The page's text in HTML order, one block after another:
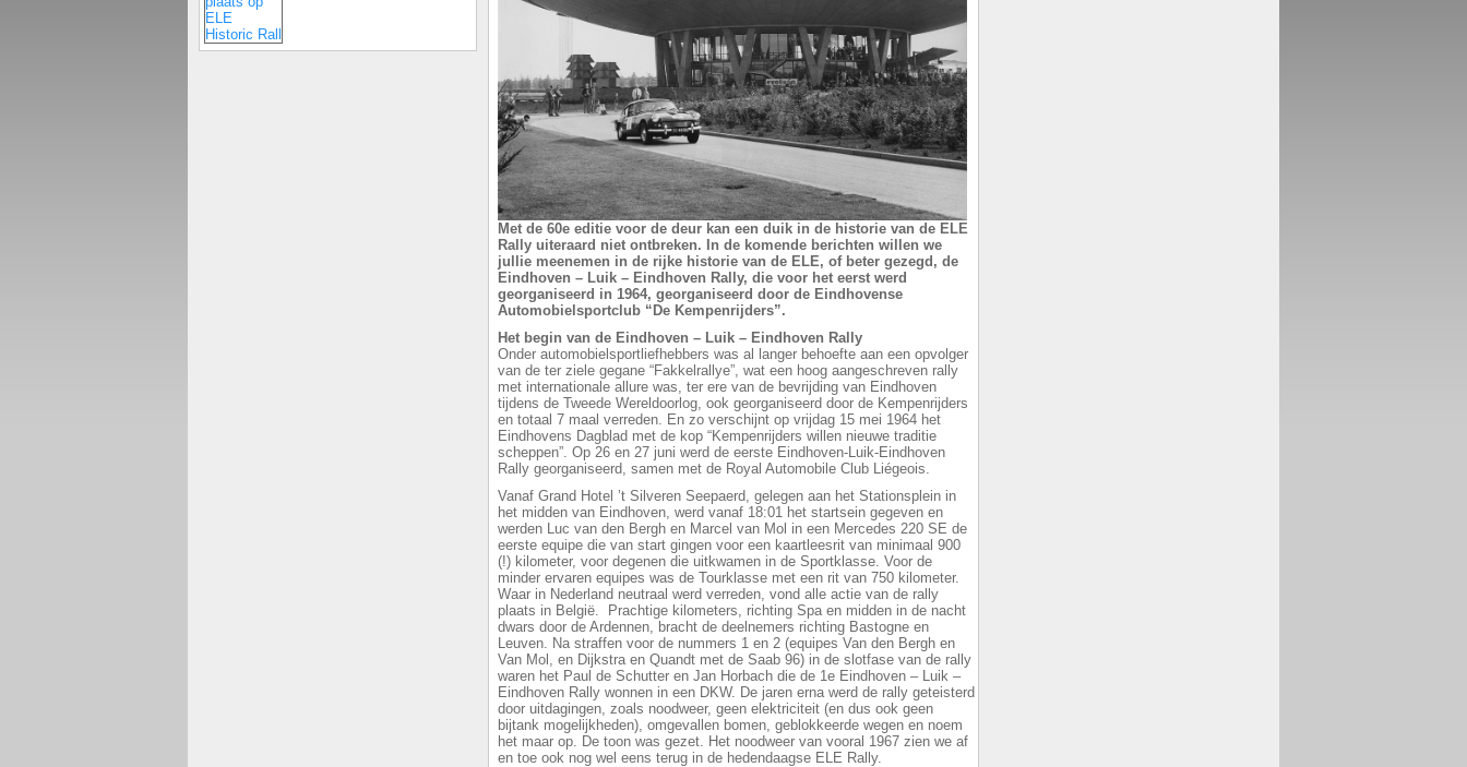
Met de 60e editie voor de deur kan een duik in de historie van de ELE
Rally uiteraard niet ontbreken. In de komende berichten willen we
jullie meenemen in de rijke historie van de ELE, of beter gezegd, de
Eindhoven – Luik – Eindhoven Rally, die voor het eerst werd
georganiseerd in 1964, georganiseerd door de Eindhovense
Automobielsportclub “De Kempenrijders”.
Het begin van de Eindhoven – Luik – Eindhoven Rally
Onder automobielsportliefhebbers was al langer behoefte aan een opvolger
van de ter ziele gegane “Fakkelrallye”, wat een hoog aangeschreven rally
met internationale allure was, ter ere van de bevrijding van Eindhoven
tijdens de Tweede Wereldoorlog, ook georganiseerd door de Kempenrijders
en totaal 7 maal verreden. En zo verschijnt op vrijdag 15 mei 1964 het
Eindhovens Dagblad met de kop “Kempenrijders willen nieuwe traditie
scheppen”. Op 26 en 27 juni werd de eerste Eindhoven-Luik-Eindhoven
Rally georganiseerd, samen met de Royal Automobile Club Liégeois.
Vanaf Grand Hotel ’t Silveren Seepaerd, gelegen aan het Stationsplein in
het midden van Eindhoven, werd vanaf 18:01 het startsein gegeven en
werden Luc van den Bergh en Marcel van Mol in een Mercedes 220 SE de
eerste equipe die van start gingen voor een kaartleesrit van minimaal 900
(!) kilometer, voor degenen die uitkwamen in de Sportklasse. Voor de
minder ervaren equipes was de Tourklasse met een rit van 750 kilometer.
Waar in Nederland neutraal werd verreden, vond alle actie van de rally
plaats in België. Prachtige kilometers, richting Spa en midden in de nacht
dwars door de Ardennen, bracht de deelnemers richting Bastogne en
Leuven. Na straffen voor de nummers 1 en 2 (equipes Van den Bergh en
Van Mol, en Dijkstra en Quandt met de Saab 96) in de slotfase van de rally
waren het Paul de Schutter en Jan Horbach die de 1e Eindhoven – Luik –
Eindhoven Rally wonnen in een DKW. De jaren erna werd de rally geteisterd
door uitdagingen, zoals noodweer, geen elektriciteit (en dus ook geen
bijtank mogelijkheden), omgevallen bomen, geblokkeerde wegen en noem
het maar op. De toon was gezet. Het noodweer van vooral 1967 zien we af
en toe ook nog wel eens terug in de hedendaagse ELE Rally.